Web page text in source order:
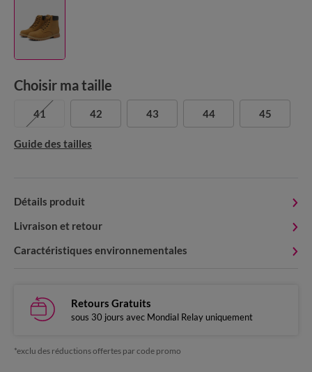
Choisir ma taille
41 42 43 44 45
Guide des tailles
Détails produit
Livraison et retour
Caractéristiques environnementales
Retours Gratuits
sous 30 jours avec Mondial Relay uniquement
*exclu des réductions offertes par code promo